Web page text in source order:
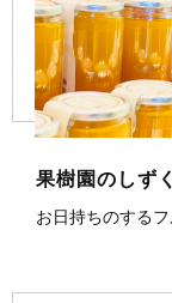
果樹園のしずく
お日持ちのする